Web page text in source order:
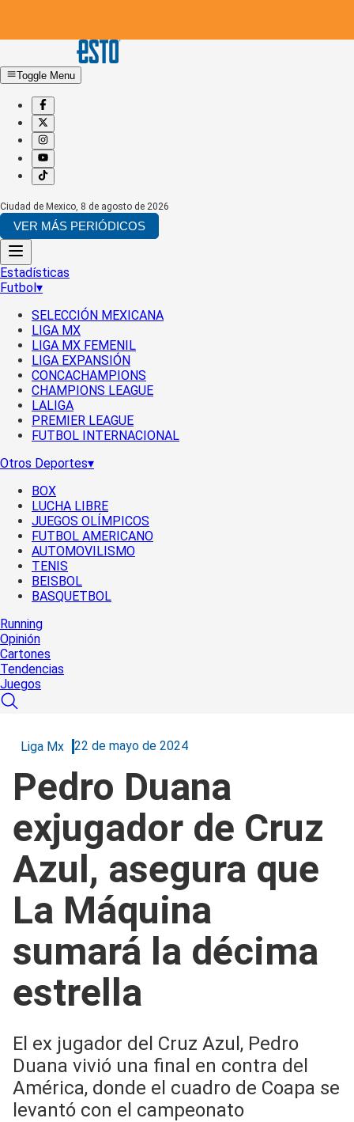
Toggle Menu
Ciudad de Mexico, 8 de agosto de 2026
VER MÁS PERIÓDICOS
Estadísticas
Futbol▾
SELECCIÓN MEXICANA
LIGA MX
LIGA MX FEMENIL
LIGA EXPANSIÓN
CONCACHAMPIONS
CHAMPIONS LEAGUE
LALIGA
PREMIER LEAGUE
FUTBOL INTERNACIONAL
Otros Deportes▾
BOX
LUCHA LIBRE
JUEGOS OLÍMPICOS
FUTBOL AMERICANO
AUTOMOVILISMO
TENIS
BEISBOL
BASQUETBOL
Running
Opinión
Cartones
Tendencias
Juegos
Liga Mx 22 de mayo de 2024
Pedro Duana
exjugador de Cruz
Azul, asegura que
La Máquina
sumará la décima
estrella
El ex jugador del Cruz Azul, Pedro
Duana vivió una final en contra del
América, donde el cuadro de Coapa se
levantó con el campeonato